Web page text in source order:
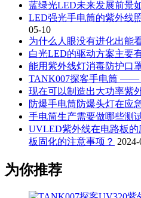
蓝绿光LED未来发展前景
LED强光手电筒的紫外线
05-10
为什么人眼没有进化出能
白光LED的驱动方案主要
能用紫外线灯消毒防护口
TANK007探客手电筒 ——
现在可以制造出大功率紫
防爆手电筒防爆头灯在应
手电筒生产需要做哪些测
UVLED紫外线在电路板的
板固化的注意事项？
为你推荐